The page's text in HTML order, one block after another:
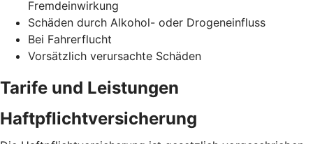
Fremdeinwirkung
Schäden durch Alkohol- oder Drogeneinfluss
Bei Fahrerflucht
Vorsätzlich verursachte Schäden
Tarife und Leistungen
Haftpflichtversicherung